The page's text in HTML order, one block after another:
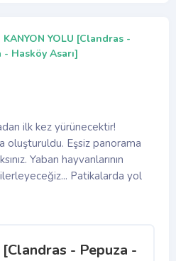
KANYON YOLU [Clandras -
Hasköy Asarı]
ilk kez yürünecektir!
oluşturuldu. Eşsiz panorama
Yaban hayvanlarının
Patikalarda yol
- Pepuza -